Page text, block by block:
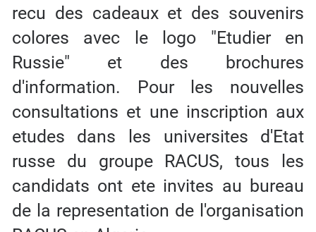
recu des cadeaux et des souvenirs
colores avec le logo "Etudier en
Russie" et des brochures
d'information. Pour les nouvelles
consultations et une inscription aux
etudes dans les universites d'Etat
russe du groupe RACUS, tous les
candidats ont ete invites au bureau
de la representation de l'organisation